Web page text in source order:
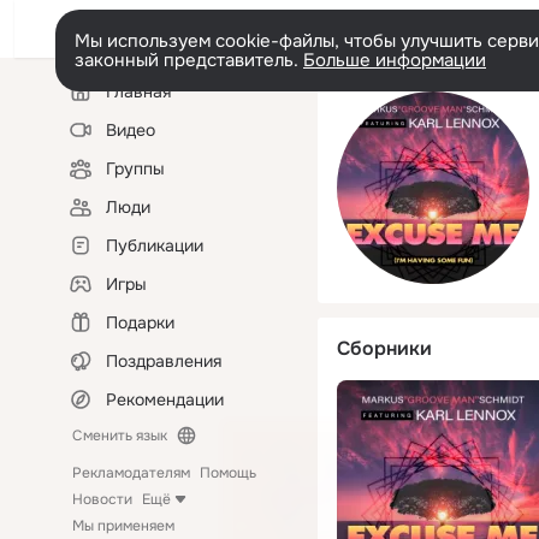
Мы используем cookie-файлы, чтобы улучшить
законный представитель. Больше информации
Левая
колонкаГлавная
Видео
Группы
Люди
Публикации
Игры
Подарки
Поздравления
Рекомендации
Сменить язык
Рекламодателям Помощь
Новости Ещё
Мы применяем
Сборники